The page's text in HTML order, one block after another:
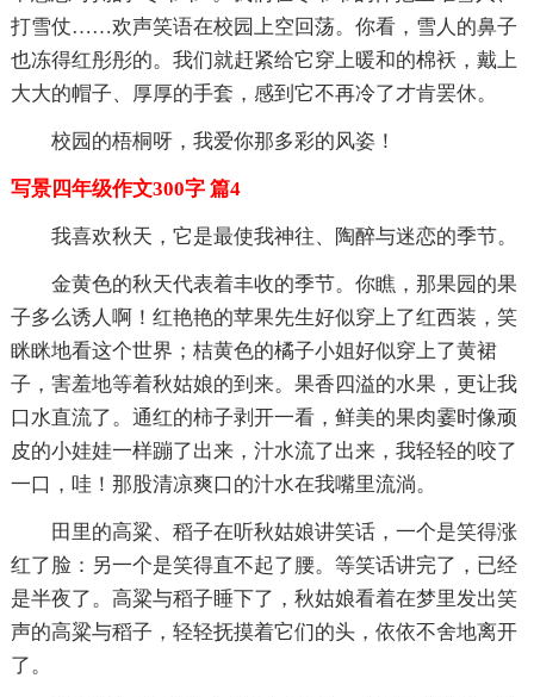
打雪仗……欢声笑语在校园上空回荡。你看，雪人的鼻子
也冻得红彤彤的。我们就赶紧给它穿上暖和的棉袄，戴上
大大的帽子、厚厚的手套，感到它不再冷了才肯罢休。
校园的梧桐呀，我爱你那多彩的风姿！
写景四年级作文300字 篇4
我喜欢秋天，它是最使我神往、陶醉与迷恋的季节。
金黄色的秋天代表着丰收的季节。你瞧，那果园的果
子多么诱人啊！红艳艳的苹果先生好似穿上了红西装，笑
眯眯地看这个世界；桔黄色的橘子小姐好似穿上了黄裙
子，害羞地等着秋姑娘的到来。果香四溢的水果，更让我
口水直流了。通红的柿子剥开一看，鲜美的果肉霎时像顽
皮的小娃娃一样蹦了出来，汁水流了出来，我轻轻的咬了
一口，哇！那股清凉爽口的汁水在我嘴里流淌。
田里的高粱、稻子在听秋姑娘讲笑话，一个是笑得涨
红了脸：另一个是笑得直不起了腰。等笑话讲完了，已经
是半夜了。高粱与稻子睡下了，秋姑娘看着在梦里发出笑
声的高粱与稻子，轻轻抚摸着它们的头，依依不舍地离开
了。